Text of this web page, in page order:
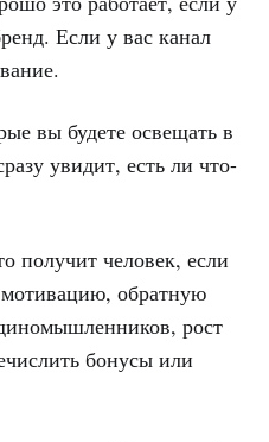
Если у вас канал
вы будете освещать в
увидит, есть ли что-
получит человек, если
обратную
рост
бонусы или